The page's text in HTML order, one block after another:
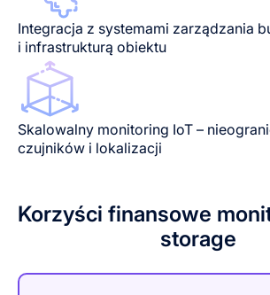
Integracja z systemami zarządzania
i infrastrukturą obiektu
Skalowalny monitoring IoT –
czujników i lokalizacji
Korzyści finansowe
storage